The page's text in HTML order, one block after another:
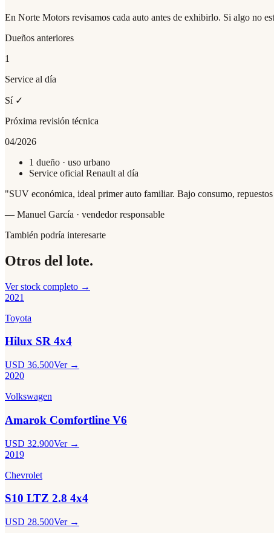
En Norte Motors revisamos cada auto antes de exhibirlo. Si algo no
Dueños anteriores
1
Service al día
Sí ✓
Próxima revisión técnica
04/2026
1 dueño · uso urbano
Service oficial Renault al día
"SUV económica, ideal primer auto familiar. Bajo consumo, repuestos
— Manuel García · vendedor responsable
También podría interesarte
Otros del lote.
Ver stock completo →
2021
Toyota
Hilux SR 4x4
USD 36.500Ver →
2020
Volkswagen
Amarok Comfortline V6
USD 32.900Ver →
2019
Chevrolet
S10 LTZ 2.8 4x4
USD 28.500Ver →